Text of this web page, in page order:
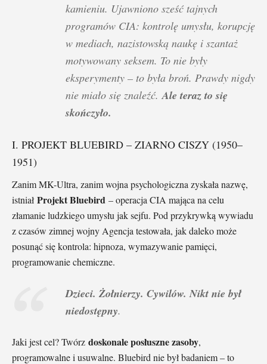
kamieniu. Ujawniono sześć tajnych
programów CIA: kontrolę umysłu, korupcję
w mediach, nazistowską naukę i szantaż
motywowany seksem. To nie były
eksperymenty – to była broń. Prawdy nigdy
nie miało się znaleźć. Ale teraz to się
skończyło.
I. PROJEKT BLUEBIRD – ZIARNO CISZY (1950–
1951)
Zanim MK-Ultra, zanim wojna psychologiczna zyskała nazwę,
istniał Projekt Bluebird – operacja CIA mająca na celu
złamanie ludzkiego umysłu jak sejfu. Pod przykrywką wywiadu
z czasów zimnej wojny Agencja testowała, jak daleko może
posunąć się kontrola: hipnoza, wymazywanie pamięci,
programowanie chemiczne.
Dzieci. Żołnierzy. Cywilów. Nikt nie był
niedostępny.
Jaki jest cel? Twórz doskonale posłuszne zasoby,
programowalne i usuwalne. Bluebird nie był badaniem – to